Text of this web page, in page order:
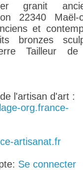
granit
22340 Maël-
et
bronzes
Tailleur de
l'artisan d'art :
org.france-
artisanat.fr
Se connecter